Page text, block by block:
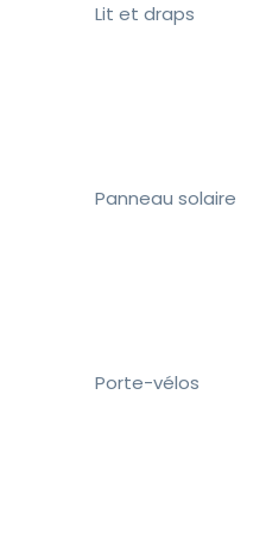
Lit et draps
Panneau solaire
Porte-vélos